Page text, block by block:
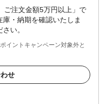
ご注文金額5万円以上」で
・納期を確認いたしま
い。
イントキャンペーン対象外と
せ